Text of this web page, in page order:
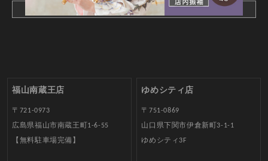
メールでお問合わせ
福山南蔵王店
〒721-0973
広島県福山市南蔵王町1-6-55
【無料駐車場完備】
ゆめシティ店
〒751-0869
山口県下関市伊倉新町3-1-1
ゆめシティ3F